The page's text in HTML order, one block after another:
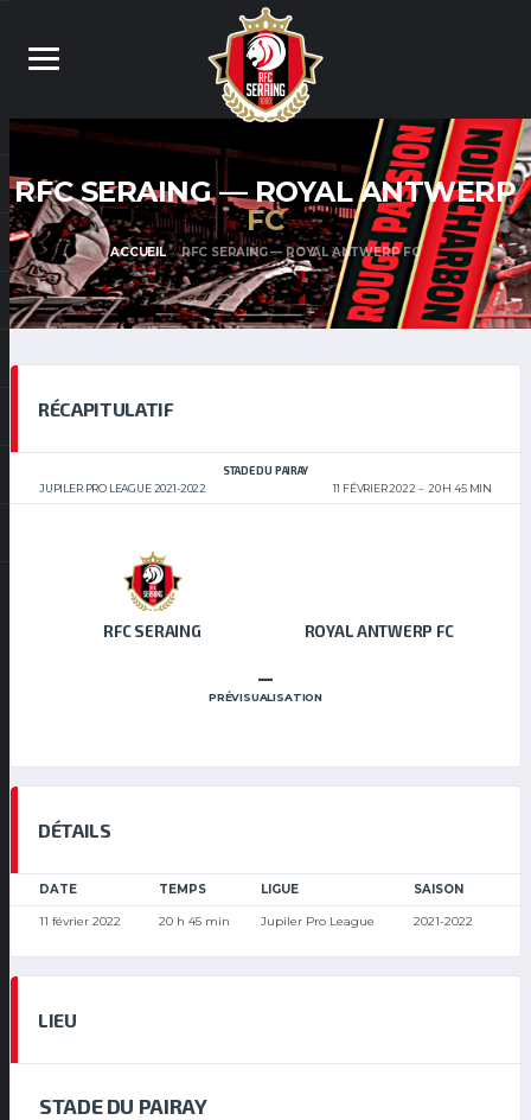
RFC SERAING — ROYAL ANTWERP
FC
ACCUEIL RFC SERAING — ROYAL ANTWERP FC
RÉCAPITULATIF
JUPILER PRO LEAGUE 2021-2022
STADE DU PAIRAY
11 FÉVRIER 2022
20 H 45 MIN
RFC SERAING ROYAL ANTWERP FC
–
PRÉVISUALISATION
DÉTAILS
DATE TEMPS LIGUE SAISON
11 février 2022 20 h 45 min Jupiler Pro League 2021-2022
LIEU
STADE DU PAIRAY